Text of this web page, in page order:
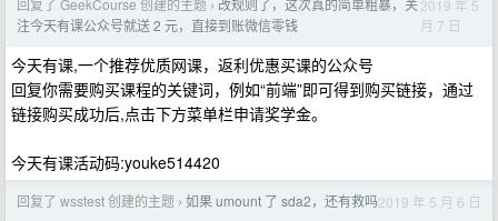
回复了 GeekCourse 创建的主题 › 改规则了，这次真的简单粗暴，关
注今天有课公众号就送 2 元，直接到账微信零钱
2019 年 5
月 7 日
今天有课,一个推荐优质网课，返利优惠买课的公众号
回复你需要购买课程的关键词，例如“前端”即可得到购买链接，通过
链接购买成功后,点击下方菜单栏申请奖学金。
今天有课活动码:youke514420
回复了 wsstest 创建的主题 › 如果 umount 了 sda2，还有救吗2019 年 5 月 6 日